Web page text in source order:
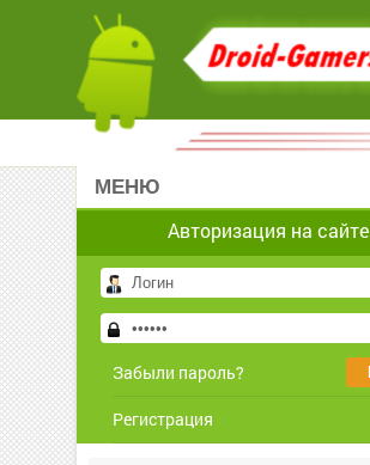
МЕНЮ
Авторизация на сайте
Забыли пароль?
Регистрация